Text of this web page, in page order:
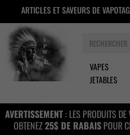
contenu
ARTICLES ET SAVEURS DE
VAPES
JETABLES
AVERTISSEMENT: LES PRODUITS
OBTENEZ25$ DE RABAISPOUR